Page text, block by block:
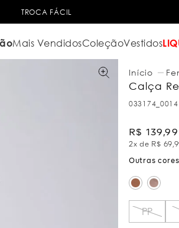
6X SEM JUROS
Mais VendidosColeçãoVestidos
Calça
033174_0014
R$ 139,99
2x de R$ 69,
PP